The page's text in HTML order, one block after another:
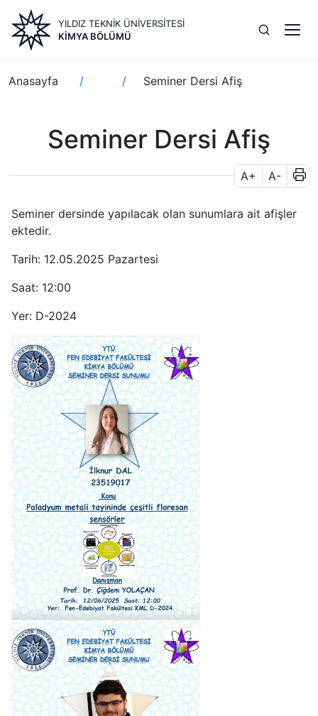
içeriğe
atla
YILDIZ TEKNİK ÜNİVERSİTESİ
KIMYA BÖLÜMÜ
Sayfa
yolu
Anasayfa Seminer Dersi Afiş
Seminer Dersi Afiş
A+ A-
Seminer dersinde yapılacak olan sunumlara ait afişler
ektedir.
Tarih: 12.05.2025 Pazartesi
Saat: 12:00
Yer: D-2024